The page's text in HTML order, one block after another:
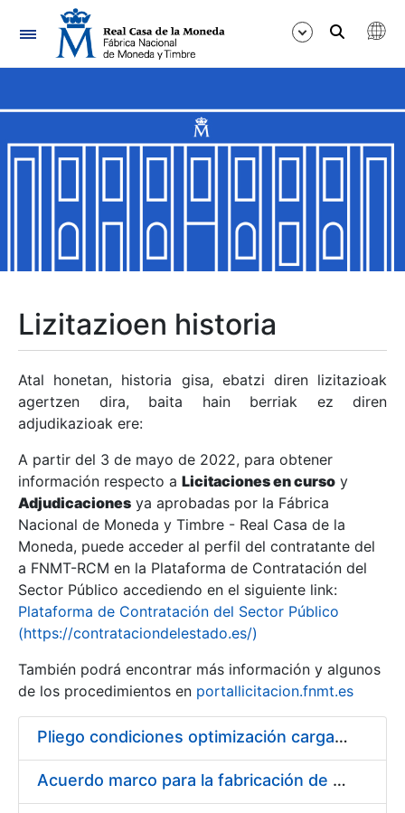
Nabigazioa
Erakutsi/Ezkutatu
Erakutsi/Ezkutatu
Erakutsi/Ezkutatu
Erakutsi/Ezkutatu
Erakutsi/Ezkutatu
Erakutsi/Ezkutatu
Erakutsi/Ezkutatu
Erakutsi/Ezkutatu
Lizitazioen historia
Atal honetan, historia gisa, ebatzi diren lizitazioak
agertzen dira, baita hain berriak ez diren
adjudikazioak ere:
A partir del 3 de mayo de 2022, para obtener
información respecto a Licitaciones en curso y
Adjudicaciones ya aprobadas por la Fábrica
Nacional de Moneda y Timbre - Real Casa de la
Moneda, puede acceder al perfil del contratante del
a FNMT-RCM en la Plataforma de Contratación del
Sector Público accediendo en el siguiente link:
Plataforma de Contratación del Sector Público
(https://contrataciondelestado.es/)
También podrá encontrar más información y algunos
de los procedimientos en portallicitacion.fnmt.es
Pliego condiciones optimización cargas compras firmado
Acuerdo marco para la fabricación de piezas